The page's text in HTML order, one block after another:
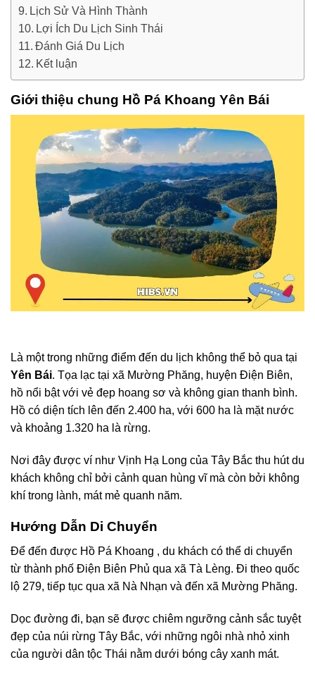
Lịch Sử Và Hình Thành
Lợi Ích Du Lịch Sinh Thái
Đánh Giá Du Lịch
Kết luận
Giới thiệu chung Hồ Pá Khoang Yên Bái
Là một trong những điểm đến du lịch không thể bỏ qua tại
Yên Bái. Tọa lạc tại xã Mường Phăng, huyện Điện Biên,
hồ nổi bật với vẻ đẹp hoang sơ và không gian thanh bình.
Hồ có diện tích lên đến 2.400 ha, với 600 ha là mặt nước
và khoảng 1.320 ha là rừng.
Nơi đây được ví như Vịnh Hạ Long của Tây Bắc thu hút du
khách không chỉ bởi cảnh quan hùng vĩ mà còn bởi không
khí trong lành, mát mẻ quanh năm.
Hướng Dẫn Di Chuyển
Để đến được Hồ Pá Khoang , du khách có thể di chuyển
từ thành phố Điện Biên Phủ qua xã Tà Lèng. Đi theo quốc
lộ 279, tiếp tục qua xã Nà Nhạn và đến xã Mường Phăng.
Dọc đường đi, bạn sẽ được chiêm ngưỡng cảnh sắc tuyệt
đẹp của núi rừng Tây Bắc, với những ngôi nhà nhỏ xinh
của người dân tộc Thái nằm dưới bóng cây xanh mát.